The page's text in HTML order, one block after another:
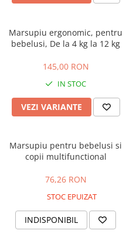
Marsupiu ergonomic, pentru
bebelusi, De la 4 kg la 12 kg
145,00 RON
IN STOC
VEZI VARIANTE
Marsupiu pentru bebelusi si
copii multifunctional
76,26 RON
STOC EPUIZAT
INDISPONIBIL